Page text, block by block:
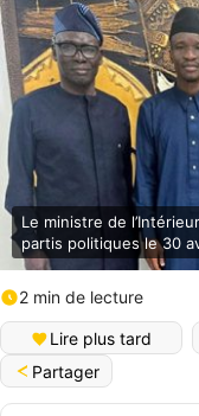
Le ministre de
partis politiques le 30
2 min de lecture
Lire plus tard
Partager